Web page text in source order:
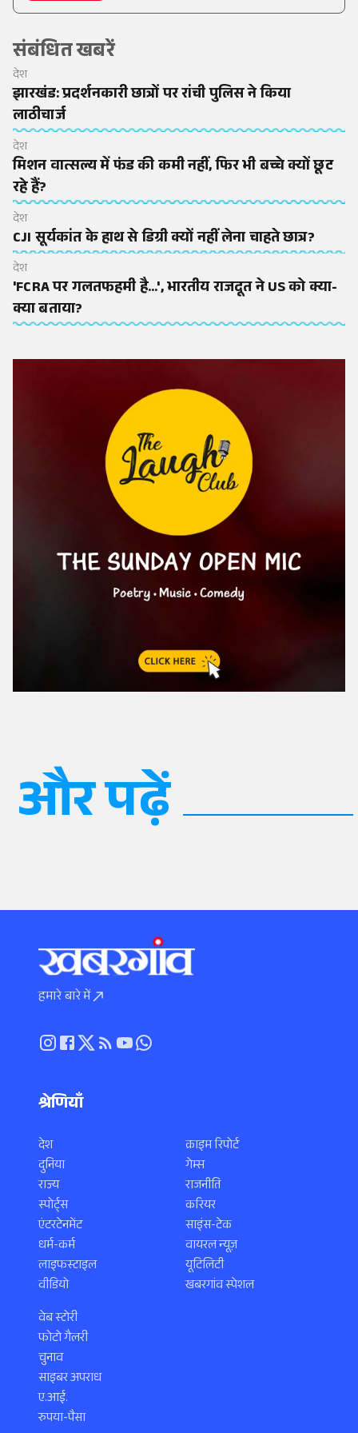
संबंधित खबरें
देश
झारखंड: प्रदर्शनकारी छात्रों पर रांची पुलिस ने किया
लाठीचार्ज
देश
मिशन वात्सल्य में फंड की कमी नहीं, फिर भी बच्चे क्यों छूट
रहे हैं?
देश
CJI सूर्यकांत के हाथ से डिग्री क्यों नहीं लेना चाहते छात्र?
देश
'FCRA पर गलतफहमी है...', भारतीय राजदूत ने US को क्या-
क्या बताया?
और पढ़ें
हमारे बारे में
श्रेणियाँ
देश
दुनिया
राज्य
स्पोर्ट्स
एंटरटेनमेंट
धर्म-कर्म
लाइफस्टाइल
वीडियो
क्राइम रिपोर्ट
गेम्स
राजनीति
करियर
साइंस-टेक
वायरल न्यूज़
यूटिलिटी
खबरगांव स्पेशल
वेब स्टोरी
फोटो गैलरी
चुनाव
साइबर अपराध
ए.आई.
रुपया-पैसा